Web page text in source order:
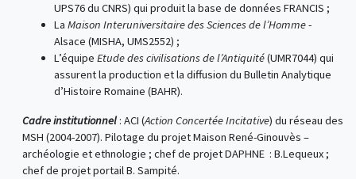
UPS76 du CNRS) qui produit la base de données FRANCIS ;
La Maison Interuniversitaire des Sciences de l’Homme-
Alsace (MISHA, UMS2552) ;
L’équipe Etude des civilisations de l’Antiquité(UMR7044) qui
assurent la production et la diffusion du Bulletin Analytique
d’Histoire Romaine (BAHR).
Cadre institutionnel : ACI (Action Concertée Incitative) du réseau des
MSH (2004-2007). Pilotage du projet Maison René-Ginouvès –
archéologie et ethnologie ; chef de projet DAPHNE : B.Lequeux ;
chef de projet portail B. Sampité.